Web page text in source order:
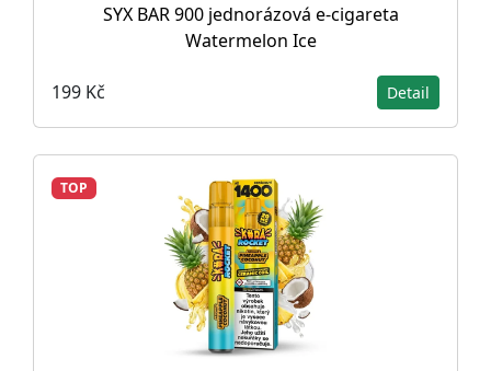
SYX BAR 900 jednorázová e-cigareta
Watermelon Ice
199 Kč Detail
TOP